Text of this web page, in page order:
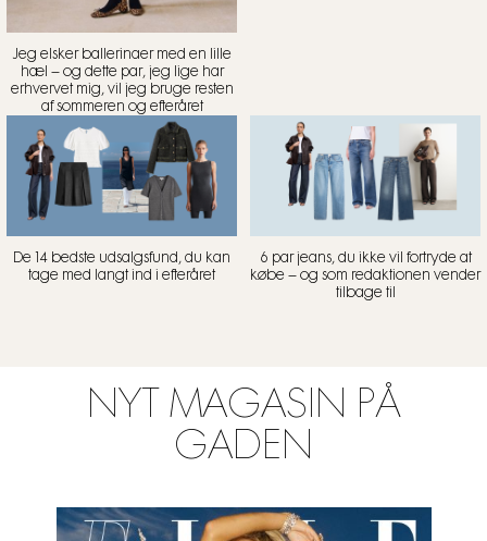
Jeg elsker ballerinaer med en lille
hæl – og dette par, jeg lige har
erhvervet mig, vil jeg bruge resten
af sommeren og efteråret
De 14 bedste udsalgsfund, du kan
tage med langt ind i efteråret
6 par jeans, du ikke vil fortryde at
købe – og som redaktionen vender
tilbage til
NYT MAGASIN PÅ
GADEN